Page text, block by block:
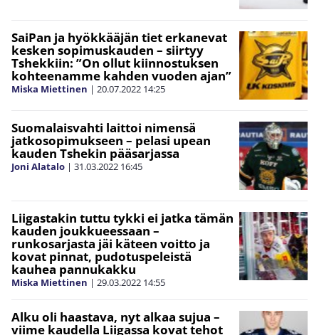
SaiPan ja hyökkääjän tiet erkanevat
kesken sopimuskauden – siirtyy
Tshekkiin: ”On ollut kiinnostuksen
kohteenamme kahden vuoden ajan”
Miska Miettinen | 20.07.2022 14:25
Suomalaisvahti laittoi nimensä
jatkosopimukseen – pelasi upean
kauden Tshekin pääsarjassa
Joni Alatalo | 31.03.2022 16:45
Liigastakin tuttu tykki ei jatka tämän
kauden joukkueessaan –
runkosarjasta jäi käteen voitto ja
kovat pinnat, pudotuspeleistä
kauhea pannukakku
Miska Miettinen | 29.03.2022 14:55
Alku oli haastava, nyt alkaa sujua –
viime kaudella Liigassa kovat tehot